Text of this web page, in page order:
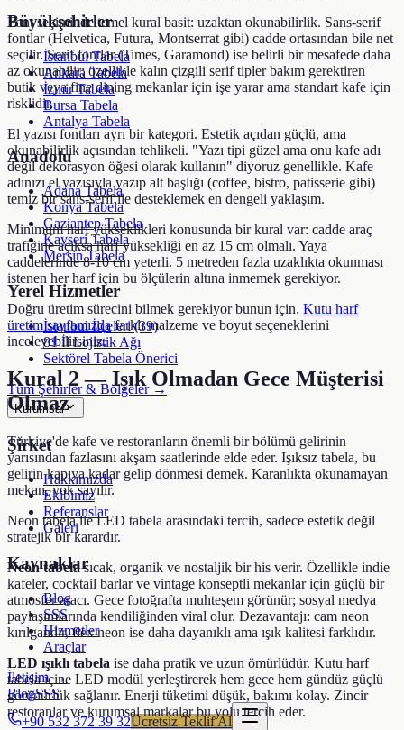
Büyükşehirler
İstanbul Tabela
Ankara Tabela
İzmir Tabela
Bursa Tabela
Antalya Tabela
Anadolu
Adana Tabela
Konya Tabela
Gaziantep Tabela
Kayseri Tabela
Mersin Tabela
Yerel Hizmetler
İstanbul İlçeleri (39)
81 İl Lojistik Ağı
Sektörel Tabela Önerici
Tüm Şehirler & Bölgeler →
Kurumsal
Şirket
Hakkımızda
Ekibimiz
Referanslar
Galeri
Kaynaklar
Blog
SSS
Hizmetler
Araçlar
İletişim →
BlogSSS
+90 532 372 39 32Ücretsiz Teklif Al
Font seçiminde temel kural basit: uzaktan okunabilirlik. Sans-serif
fontlar (Helvetica, Futura, Montserrat gibi) cadde ortasından bile net
seçilir. Serif fontlar (Times, Garamond) ise belirli bir mesafede daha
az okunabilir; özellikle kalın çizgili serif tipler bakım gerektiren
butik veya fine dining mekanlar için işe yarar ama standart kafe için
risklidir.
El yazısı fontları ayrı bir kategori. Estetik açıdan güçlü, ama
okunabilirlik açısından tehlikeli. "Yazı tipi güzel ama onu kafe adı
değil dekorasyon öğesi olarak kullanın" diyoruz genellikle. Kafe
adınızı el yazısıyla yazıp alt başlığı (coffee, bistro, patisserie gibi)
temiz bir sans-serif ile desteklemek en dengeli yaklaşım.
Minimum harf yükseklikleri konusunda bir kural var: cadde araç
trafiğine açıksa harf yüksekliği en az 15 cm olmalı. Yaya
caddelerinde 8-10 cm yeterli. 5 metreden fazla uzaklıkta okunması
istenen her harf için bu ölçülerin altına inmemek gerekiyor.
Doğru üretim sürecini bilmek gerekiyor bunun için. Kutu harf
üretim sayfamızdafarklı malzeme ve boyut seçeneklerini
inceleyebilirsiniz.
Kural 2 — Işık Olmadan Gece Müşterisi
Olmaz
Türkiye'de kafe ve restoranların önemli bir bölümü gelirinin
yarısından fazlasını akşam saatlerinde elde eder. Işıksız tabela, bu
gelirin kapıya kadar gelip dönmesi demek. Karanlıkta okunamayan
mekan, yok sayılır.
Neon tabela ile LED tabela arasındaki tercih, sadece estetik değil
stratejik bir karardır.
Neon tabelasıcak, organik ve nostaljik bir his verir. Özellikle indie
kafeler, cocktail barlar ve vintage konseptli mekanlar için güçlü bir
atmosfer aracı. Gece fotoğrafta muhteşem görünür; sosyal medya
paylaşımlarında kendiliğinden viral olur. Dezavantajı: cam neon
kırılgandır, flex neon ise daha dayanıklı ama ışık kalitesi farklıdır.
LED ışıklı tabela ise daha pratik ve uzun ömürlüdür. Kutu harf
tabela içine LED modül yerleştirerek hem gece hem gündüz güçlü
görünürlük sağlanır. Enerji tüketimi düşük, bakımı kolay. Zincir
restoranlar ve kurumsal markalar bu yolu tercih eder.